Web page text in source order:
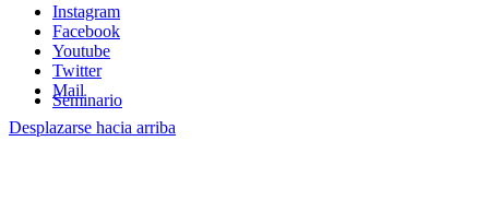
Seminario
Instagram
Facebook
Youtube
Twitter
Mail
Desplazarse hacia arriba